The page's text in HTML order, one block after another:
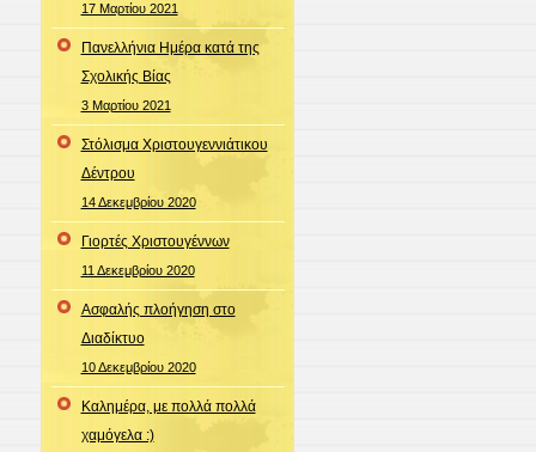
17 Μαρτίου 2021
Πανελλήνια Ημέρα κατά της
Σχολικής Βίας
3 Μαρτίου 2021
Στόλισμα Χριστουγεννιάτικου
Δέντρου
14 Δεκεμβρίου 2020
Γιορτές Χριστουγέννων
11 Δεκεμβρίου 2020
Ασφαλής πλοήγηση στο
Διαδίκτυο
10 Δεκεμβρίου 2020
Καλημέρα, με πολλά πολλά
χαμόγελα :)